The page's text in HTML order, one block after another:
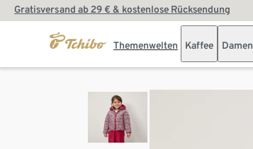
Gratisversand ab 29 € & kostenlose Rücksendung
Themenwelten Kaffee Damen